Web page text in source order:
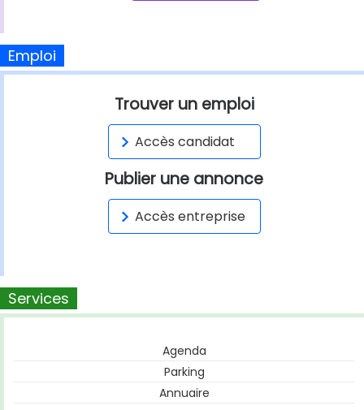
Emploi
Trouver un emploi
Accès candidat
Publier une annonce
Accès entreprise
Services
Agenda
Parking
Annuaire